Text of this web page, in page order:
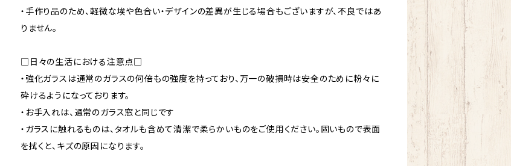
・手作り品のため、軽微な埃や色合い・デザインの差異が生じる場合もございますが、不良ではあ
りません。
□日々の生活における注意点□
・強化ガラスは通常のガラスの何倍もの強度を持っており、万一の破損時は安全のために粉々に
砕けるようになっております。
・お手入れは、通常のガラス窓と同じです
・ガラスに触れるものは、タオルも含めて清潔で柔らかいものをご使用ください。固いもので表面
を拭くと、キズの原因になります。